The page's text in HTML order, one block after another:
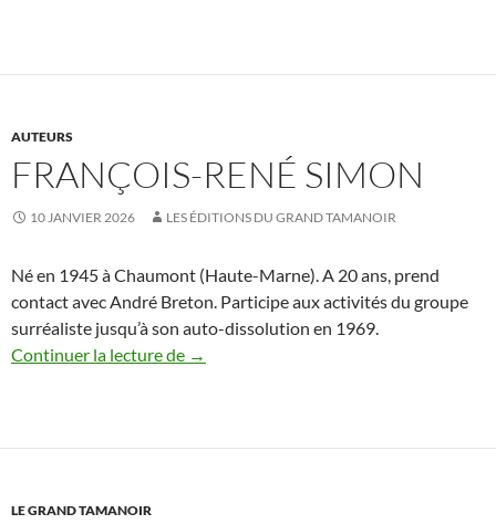
AUTEURS
FRANÇOIS-RENÉ SIMON
10 JANVIER 2026 LES ÉDITIONS DU GRAND TAMANOIR
Né en 1945 à Chaumont (Haute-Marne). A 20 ans, prend
contact avec André Breton. Participe aux activités du groupe
surréaliste jusqu’à son auto-dissolution en 1969.
Continuer la lecture de François-René Simon
→
LE GRAND TAMANOIR